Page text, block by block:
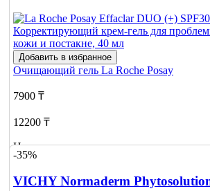
Добавить в избранное
Очищающий гель La Roche Posay
7900 ₸
12200 ₸
Нет в наличии
о наличии
-35%
VICHY Normaderm